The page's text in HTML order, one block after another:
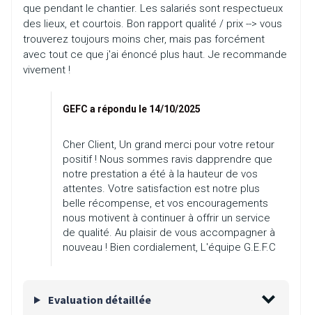
que pendant le chantier. Les salariés sont respectueux
des lieux, et courtois. Bon rapport qualité / prix --> vous
trouverez toujours moins cher, mais pas forcément
avec tout ce que j'ai énoncé plus haut. Je recommande
vivement !
GEFC a répondu le 14/10/2025
Cher Client, Un grand merci pour votre retour
positif ! Nous sommes ravis dapprendre que
notre prestation a été à la hauteur de vos
attentes. Votre satisfaction est notre plus
belle récompense, et vos encouragements
nous motivent à continuer à offrir un service
de qualité. Au plaisir de vous accompagner à
nouveau ! Bien cordialement, L'équipe G.E.F.C
Evaluation détaillée